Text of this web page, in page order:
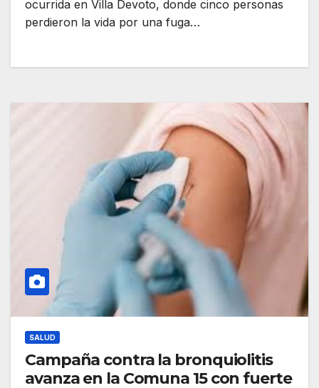
ocurrida en Villa Devoto, donde cinco personas
perdieron la vida por una fuga…
SALUD
Campaña contra la bronquiolitis
avanza en la Comuna 15 con fuerte